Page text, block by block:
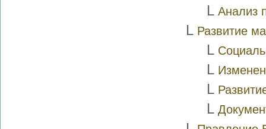
L Анализ
L Развитие
L
L
L
L